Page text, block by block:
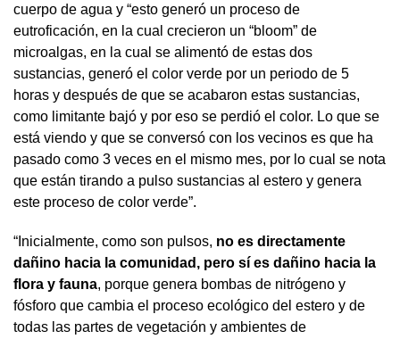
cuerpo de agua y “esto generó un proceso de
eutroficación, en la cual crecieron un “bloom” de
microalgas, en la cual se alimentó de estas dos
sustancias, generó el color verde por un periodo de 5
horas y después de que se acabaron estas sustancias,
como limitante bajó y por eso se perdió el color. Lo que se
está viendo y que se conversó con los vecinos es que ha
pasado como 3 veces en el mismo mes, por lo cual se nota
que están tirando a pulso sustancias al estero y genera
este proceso de color verde”.
“Inicialmente, como son pulsos, no es directamente
dañino hacia la comunidad, pero sí es dañino hacia la
flora y fauna, porque genera bombas de nitrógeno y
fósforo que cambia el proceso ecológico del estero y de
todas las partes de vegetación y ambientes de